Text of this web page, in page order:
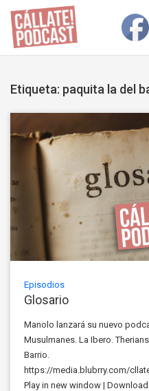
Etiqueta: paquita la del
Episodios
Glosario
Manolo lanzará su nuevo
Musulmanes. La Ibero.
Barrio.
https://media.blubrry.com/
Play in new window | Download